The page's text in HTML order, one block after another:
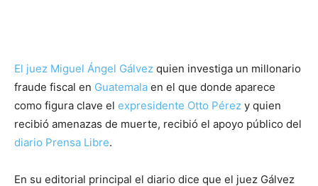
El juez Miguel Ángel Gálvez quien investiga un millonario
fraude fiscal en Guatemala en el que donde aparece
como figura clave el expresidente Otto Pérez y quien
recibió amenazas de muerte, recibió el apoyo público del
diario Prensa Libre.
En su editorial principal el diario dice que el juez Gálvez